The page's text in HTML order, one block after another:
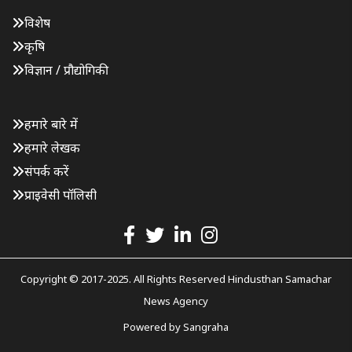
विशेष
कृषि
विज्ञान / प्रौद्योगिकी
हमारे बारे में
हमारे लेखक
संपर्क करें
प्राइवेसी पॉलिसी
Copyright © 2017-2025. All Rights Reserved Hindusthan Samachar
News Agency
Powered bySangraha